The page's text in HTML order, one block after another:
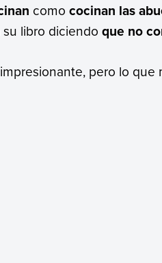
comococinan las
su libro diciendoque no
pero lo que